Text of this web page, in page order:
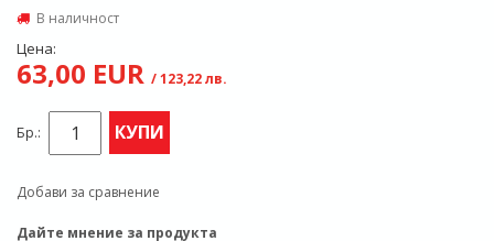
В наличност
Цена:
63,00 EUR / 123,22 лв.
Бр.: КУПИ
Добави за сравнение
Дайте мнение за продукта